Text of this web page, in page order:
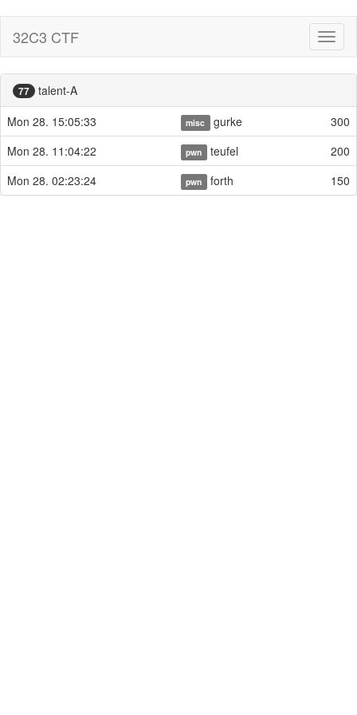
32C3 CTF
77
talent-A
Mon 28. 15:05:33
misc gurke
300
Mon 28. 11:04:22
pwn teufel
200
Mon 28. 02:23:24
pwn forth 150